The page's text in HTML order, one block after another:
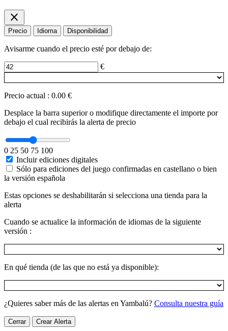
close
Precio Idioma Disponibilidad
Avisarme cuando el precio esté por debajo de:
€
Precio actual : 0.00 €
Desplace la barra superior o modifique directamente el importe por
debajo el cual recibirás la alerta de precio
0 25 50 75 100
Incluir ediciones digitales
Sólo para ediciones del juego confirmadas en castellano o bien
la versión española
Estas opciones se deshabilitarán si selecciona una tienda para la
alerta
Cuando se actualice la información de idiomas de la siguiente
versión :
En qué tienda (de las que no está ya disponible):
¿Quieres saber más de las alertas en Yambalú? Consulta nuestra guía
Cerrar Crear Alerta